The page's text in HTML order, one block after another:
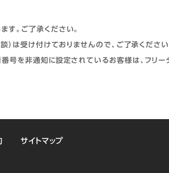
。ご了承ください。
は受け付けておりませんので、ご了承ください
号を非通知に設定されているお客様は、フリ
サイトマップ